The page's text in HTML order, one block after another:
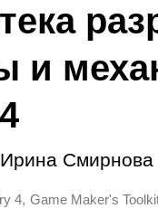
и
Ирина Смирнова
4, Game Maker's